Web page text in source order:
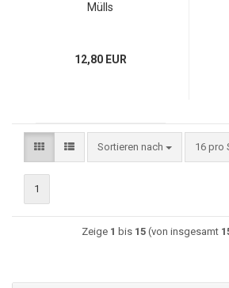
Mülls
12,80 EUR
Sortieren nach 16 pro
1
Zeige 1 bis 15 (von insgesamt